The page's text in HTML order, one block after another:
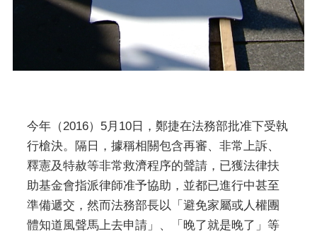
今年（2016）5月10日，鄭捷在法務部批准下受執
行槍決。隔日，據稱相關包含再審、非常上訴、
釋憲及特赦等非常救濟程序的聲請，已獲法律扶
助基金會指派律師准予協助，並都已進行中甚至
準備遞交，然而法務部長以「避免家屬或人權團
體知道風聲馬上去申請」、「晚了就是晚了」等